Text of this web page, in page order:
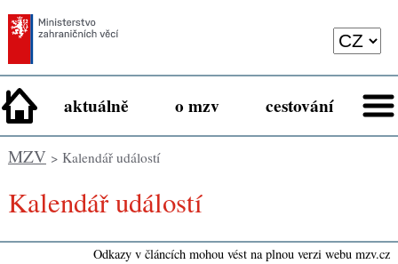
aktuálně o mzv cestování
MZV> Kalendář událostí
Kalendář událostí
Odkazy v článcích mohou vést na plnou verzi webu mzv.cz